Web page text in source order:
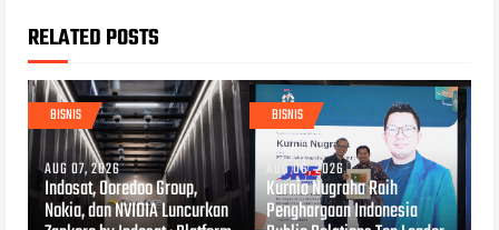
RELATED POSTS
BISNIS
AUG 07, 2026
Indosat, Ooredoo Group,
Nokia, dan NVIDIA Luncurkan
BISNIS
AUG 06, 2026
Kurnia Nugraha Raih
Penghargaan Indonesia